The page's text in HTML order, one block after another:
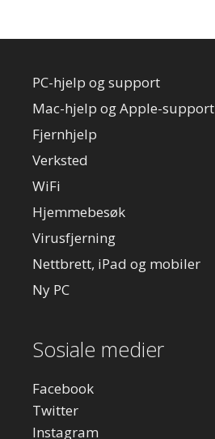
PC-hjelp og support
Mac-hjelp og Apple-support
Fjernhjelp
Verksted
WiFi
Hjemmebesøk
Virusfjerning
Nettbrett, iPad og mobiler
Ny PC
Sosiale medier
Facebook
Twitter
Instagram